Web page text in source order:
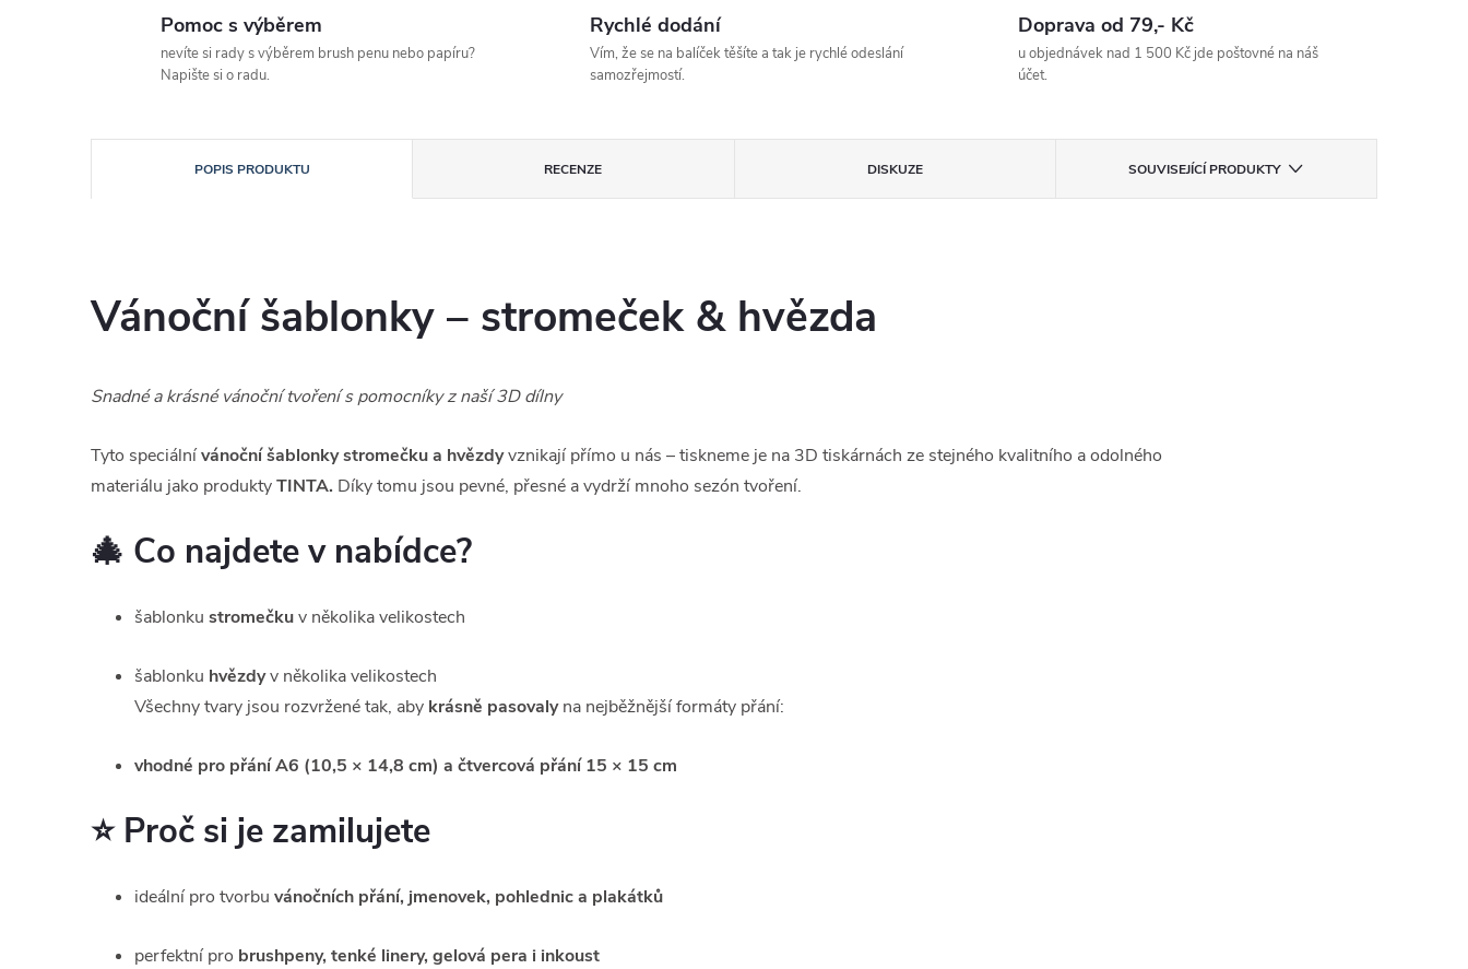
Pomoc s výběrem
nevíte si rady s výběrem brush penu nebo papíru?
Napište si o radu.
Rychlé dodání
Vím, že se na balíček těšíte a tak je rychlé odeslání
samozřejmostí.
Doprava od 79,- Kč
u objednávek nad 1 500 Kč jde poštovné na náš
účet.
POPIS PRODUKTU RECENZE DISKUZE SOUVISEJÍCÍ PRODUKTY
Vánoční šablonky – stromeček & hvězda
Snadné a krásné vánoční tvoření s pomocníky z naší 3D dílny
Tyto speciálnívánoční šablonky stromečku a hvězdyvznikají přímo u nás – tiskneme je na 3D tiskárnách ze stejného kvalitního a odolného
materiálu jako produktyTINTA. Díky tomu jsou pevné, přesné a vydrží mnoho sezón tvoření.
🎄 Co najdete v nabídce?
šablonku stromečkuv několika velikostech
šablonku hvězdyv několika velikostech
Všechny tvary jsou rozvržené tak, aby krásně pasovalyna nejběžnější formáty přání:
vhodné pro přání A6 (10,5 × 14,8 cm) a čtvercová přání 15 × 15 cm
⭐ Proč si je zamilujete
ideální pro tvorbu vánočních přání, jmenovek, pohlednic a plakátků
perfektní pro brushpeny, tenké linery, gelová pera i inkoust